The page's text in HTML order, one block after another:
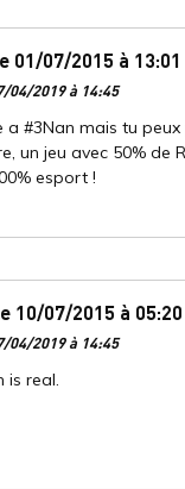
01/07/2015 à 13:01
04/2019 à 14:45
a #3Nan mais tu peux
un jeu avec 50% de
esport !
10/07/2015 à 05:20
04/2019 à 14:45
is real.